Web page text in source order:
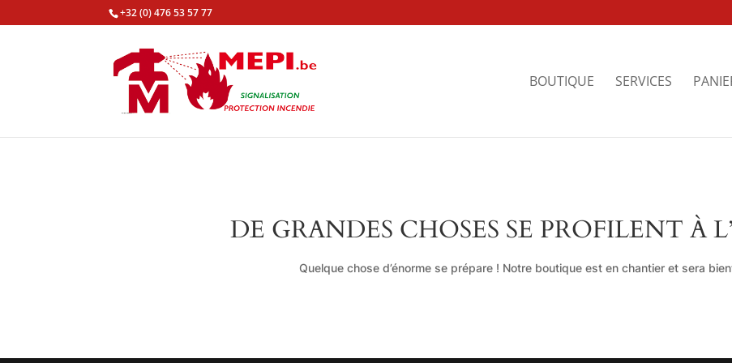
+32 (0) 476 53 57 77
BOUTIQUE SERVICES
DE GRANDES CHOSES SE PROFILENT À
Quelque chose d’énorme se prépare ! Notre boutique est en chantier et sera